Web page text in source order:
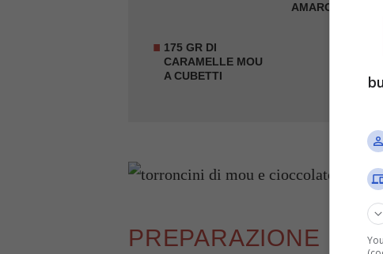
AMARO A PEZZI
175 GR DI
CARAMELLE MOU
A CUBETTI
PREPARAZIONE